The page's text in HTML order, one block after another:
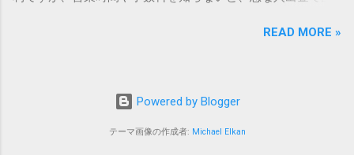
のです。 2. Windows標準機能！文字コードで漢字を出す「16
進数入力」 最も汎用性が高く、特別なソフトも不要なのが
20BB7）」を把握する。 入力モードを「半角」にする（※重
[Alt]キーを押しながら[X]キー**を押す。 入力した数字が、一
況をリアルタイムで管理するための基盤となるサービスで
が飛躍的に向上しています。登録を済ませておくだけで、荷
め配達時間を変更するといった先回りの対応が可能になりま
ATM営業時間や利用の注意点、便利な活用法 を詳しく解説し
です。 1-1. 店舗内ATM 平日：9:00〜17:00 土曜・日曜・祝
日：休止（※一部店舗では土曜日のみ利用可能） 店舗内ATM
は、銀行窓口と同じ営業時間で利用でき、 窓口での対応も可
READ MORE »
Powered by Blogger
テーマ画像の作成者: Michael Elkan